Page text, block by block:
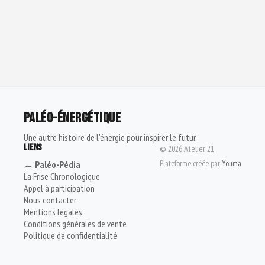
PALÉO-ÉNERGÉTIQUE
Une autre histoire de l'énergie pour inspirer le futur.
LIENS
← Paléo-Pédia
La Frise Chronologique
Appel à participation
Nous contacter
Mentions légales
Conditions générales de vente
Politique de confidentialité
© 2026Atelier 21
Plateforme créée parYouma